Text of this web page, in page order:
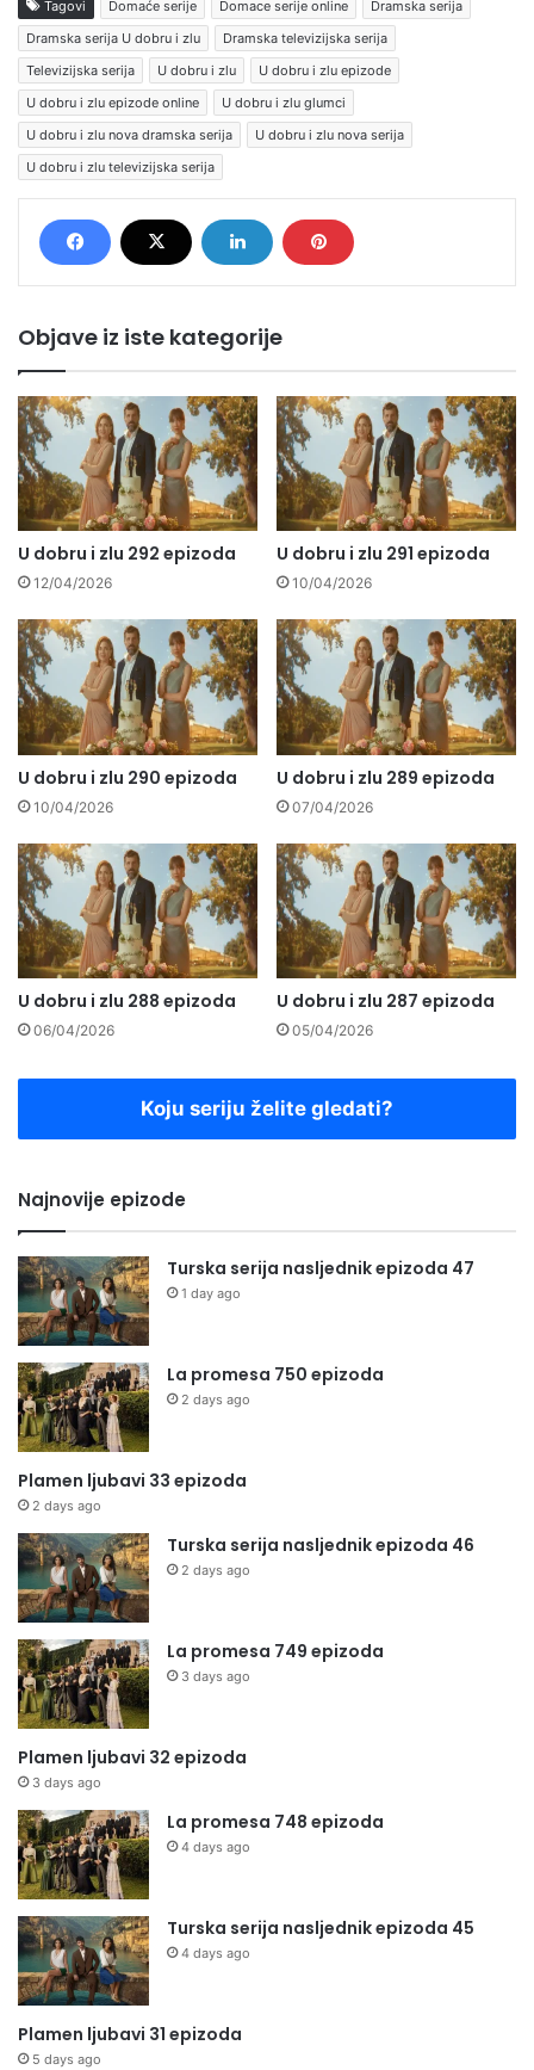
Tagovi Domaće serije Domace serije online
Dramska serija
Dramska serija U dobru i zlu
Dramska televizijska serija
Televizijska serija
U dobru i zlu
U dobru i zlu epizode
U dobru i zlu epizode online
U dobru i zlu glumci
U dobru i zlu nova dramska serija
U dobru i zlu nova serija
U dobru i zlu televizijska serija
Objave iz iste kategorije
U dobru i zlu 292 epizoda
12/04/2026
U dobru i zlu 291 epizoda
10/04/2026
U dobru i zlu 290 epizoda
10/04/2026
U dobru i zlu 289 epizoda
07/04/2026
U dobru i zlu 288 epizoda
06/04/2026
U dobru i zlu 287 epizoda
05/04/2026
Koju seriju želite gledati?
Najnovije epizode
Turska serija nasljednik epizoda 47
1 day ago
La promesa 750 epizoda
2 days ago
Plamen ljubavi 33 epizoda
2 days ago
Turska serija nasljednik epizoda 46
2 days ago
La promesa 749 epizoda
3 days ago
Plamen ljubavi 32 epizoda
3 days ago
La promesa 748 epizoda
4 days ago
Turska serija nasljednik epizoda 45
4 days ago
Plamen ljubavi 31 epizoda
5 days ago